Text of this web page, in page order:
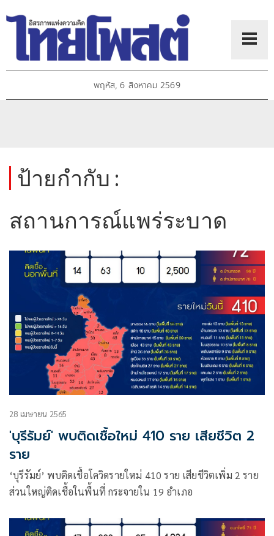
พฤหัส, 6 สิงหาคม 2569
ป้ายกำกับ :
สถานการณ์แพร่ระบาด
28 เมษายน 2565
'บุรีรัมย์' พบติดเชื้อใหม่ 410 ราย เสียชีวิต 2
ราย
‘บุรีรัมย์’ พบติดเชื้อโควิดรายใหม่ 410 ราย เสียชีวิตเพิ่ม 2 ราย
ส่วนใหญ่ติดเชื้อในพื้นที่ กระจายใน 19 อำเภอ